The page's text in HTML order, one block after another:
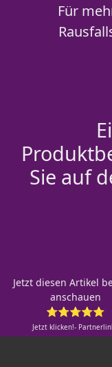
Für
Sie auf
Jetzt diesen Artikel
anschauen
⭐⭐⭐⭐⭐
Jetzt klicken!-